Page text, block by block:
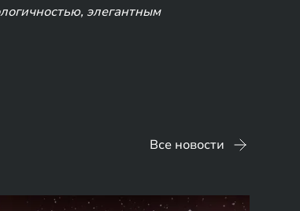
элегантным
Все новости